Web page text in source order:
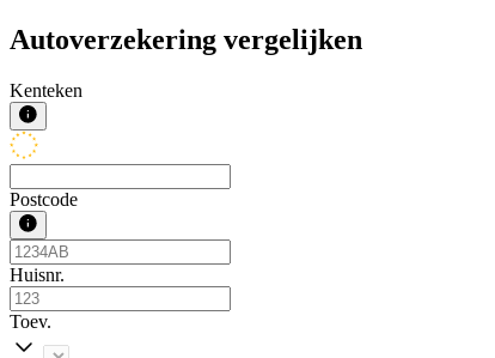
Autoverzekering vergelijken
Kenteken
Postcode
Huisnr.
Toev.